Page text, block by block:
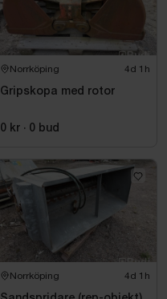
Norrköping 4d 1h
Gripskopa med rotor
0 kr · 0 bud
Norrköping 4d 1h